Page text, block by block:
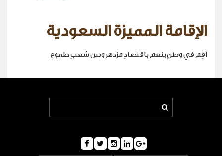
الإقامة المميزة السعودية
أقِم في وطنٍ ينعم باقتصادٍ مزدهر وبين شعبٍ طموح